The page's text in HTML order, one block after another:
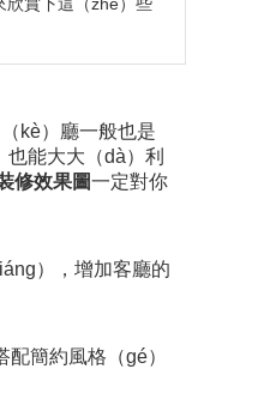
kè）廳一般也是
能大大（dà）利
修效果圖一定對你
），增加客廳的
簡約風格（gé）